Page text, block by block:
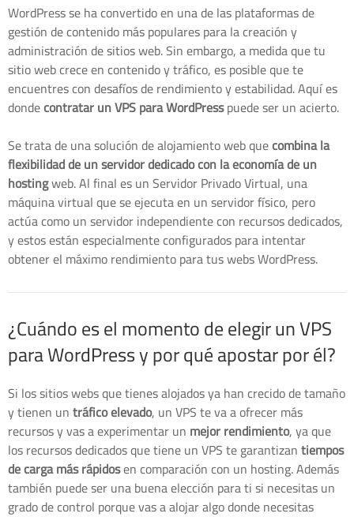
WordPress se ha convertido en una de las plataformas de
gestión de contenido más populares para la creación y
administración de sitios web. Sin embargo, a medida que tu
sitio web crece en contenido y tráfico, es posible que te
encuentres con desafíos de rendimiento y estabilidad. Aquí es
dondecontratar un VPS para WordPresspuede ser un acierto.
Se trata de una solución de alojamiento web quecombina la
flexibilidad de un servidor dedicado con la economía de un
hostingweb. Al final es un Servidor Privado Virtual, una
máquina virtual que se ejecuta en un servidor físico, pero
actúa como un servidor independiente con recursos dedicados,
y estos están especialmente configurados para intentar
obtener el máximo rendimiento para tus webs WordPress.
¿Cuándo es el momento de elegir un VPS
para WordPress y por qué apostar por él?
Si los sitios webs que tienes alojados ya han crecido de tamaño
y tienen untráfico elevado, un VPS te va a ofrecer más
recursos y vas a experimentar un mejor rendimiento, ya que
los recursos dedicados que tiene un VPS te garantizantiempos
de carga más rápidosen comparación con un hosting. Además
también puede ser una buena elección para ti si necesitas un
grado de control porque vas a alojar algo donde necesitas